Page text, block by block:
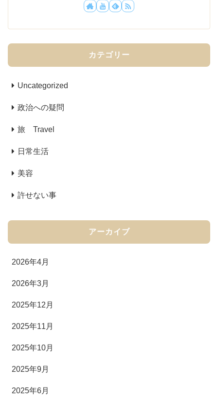
カテゴリー
Uncategorized
政治への疑問
旅 Travel
日常生活
美容
許せない事
アーカイブ
2026年4月
2026年3月
2025年12月
2025年11月
2025年10月
2025年9月
2025年6月